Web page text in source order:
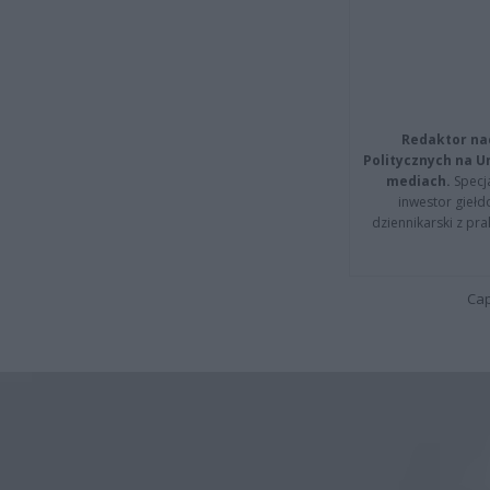
Redaktor
Politycznych na
mediach.
inwestor
dziennikarski z